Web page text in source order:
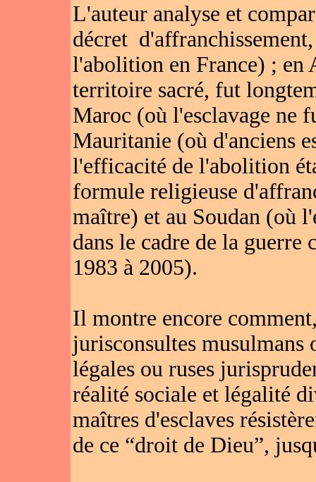
L'auteur analyse et
décret
l'abolition en France) ; en
territoire sacré, fut
Maroc (où l'esclavage ne
Mauritanie (où d'anciens
l'efficacité de l'abolition
formule religieuse
maître) et au Soudan (où
dans le cadre de la guerre
1983 à 2005).
Il montre encore
jurisconsultes
légales ou ruses
réalité sociale et légalité
maîtres d'esclaves
de ce “droit de Dieu”,